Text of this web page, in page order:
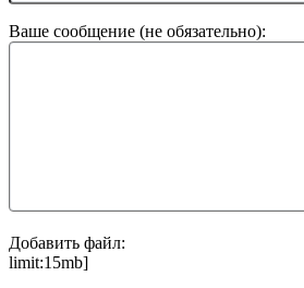
Ваше сообщение (не обязательно):
Добавить файл:
limit:15mb]